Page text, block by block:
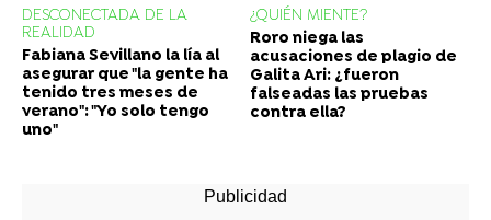
DESCONECTADA DE LA
REALIDAD
Fabiana Sevillano la lía al
asegurar que "la gente ha
tenido tres meses de
verano": "Yo solo tengo
uno"
¿QUIÉN MIENTE?
Roro niega las
acusaciones de plagio de
Galita Ari: ¿fueron
falseadas las pruebas
contra ella?